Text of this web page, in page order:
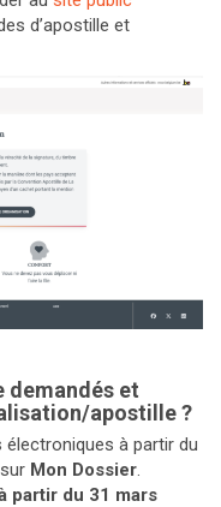
d’apostille et
demandés et
apostille ?
à partir du
Mon Dossier.
partir du 31 mars